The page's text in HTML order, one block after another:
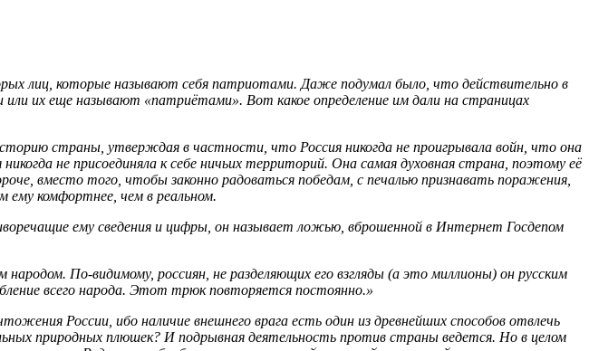
лиц, которые называют себя патриотами. Даже подумал было, что действительно в
их еще называют «патриётами». Вот какое определение им дали на страницах
страны, утверждая в частности, что Россия никогда не проигрывала войн, что она
не присоединяла к себе ничьих территорий. Она самая духовная страна, поэтому её
вместо того, чтобы законно радоваться победам, с печалью признавать поражения,
комфортнее, чем в реальном.
ему сведения и цифры, он называет ложью, вброшенной в Интернет Госдепом
По-видимому, россиян, не разделяющих его взгляды (а это миллионы) он русским
всего народа. Этот трюк повторяется постоянно.»
России, ибо наличие внешнего врага есть один из древнейших способов отвлечь
природных плюшек? И подрывная деятельность против страны ведется. Но в целом